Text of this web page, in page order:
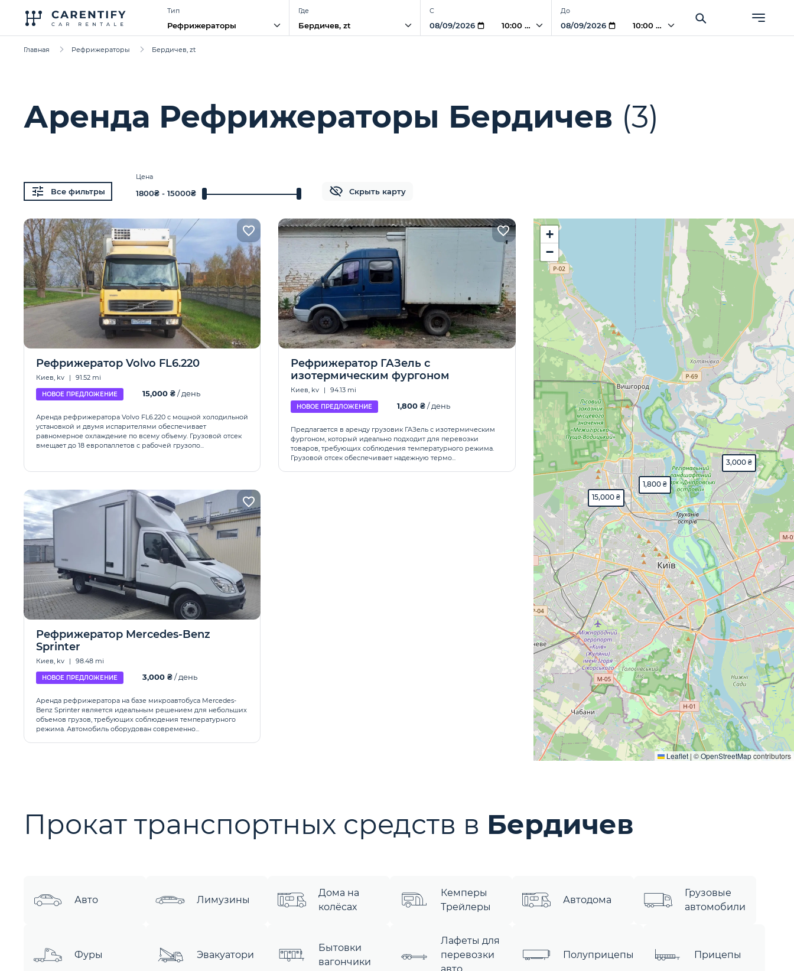
Тип
Рефрижераторы
Где С
10:00 AM
До
10:00 AM
Главная Рефрижераторы Бердичев, zt
Аренда Рефрижераторы Бердичев (3)
Все фильтры
Цена
1800₴ - 15000₴ Скрыть карту
15,000 ₴
1,800 ₴
3,000 ₴
+
−
Leaflet | ©OpenStreetMapcontributors
Рефрижератор Volvo FL6.220
Киев, kv | 91.52 mi
НОВОЕ ПРЕДЛОЖЕНИЕ 15,000 ₴/ день
Аренда рефрижератора Volvo FL6.220 с мощной холодильной
установкой и двумя испарителями обеспечивает
равномерное охлаждение по всему объему. Грузовой отсек
вмещает до 18 европаллетов с рабочей грузопо...
Рефрижератор ГАЗель с
изотермическим фургоном
Киев, kv | 94.13 mi
НОВОЕ ПРЕДЛОЖЕНИЕ 1,800 ₴/ день
Предлагается в аренду грузовик ГАЗель с изотермическим
фургоном, который идеально подходит для перевозки
товаров, требующих соблюдения температурного режима.
Грузовой отсек обеспечивает надежную термо...
Рефрижератор Mercedes-Benz
Sprinter
Киев, kv | 98.48 mi
НОВОЕ ПРЕДЛОЖЕНИЕ 3,000 ₴/ день
Аренда рефрижератора на базе микроавтобуса Mercedes-
Benz Sprinter является идеальным решением для небольших
объемов грузов, требующих соблюдения температурного
режима. Автомобиль оборудован современно...
Прокат транспортных средств в Бердичев
Авто Лимузины
Дома на
колёсах
Кемперы
Трейлеры
Автодома
Грузовые
автомобили
Фуры Эвакуатори
Бытовки
вагончики
Лафеты для
перевозки
Полуприцепы Прицепы